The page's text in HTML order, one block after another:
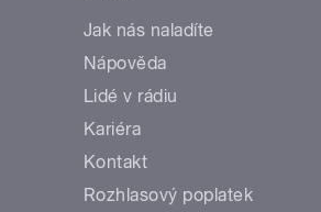
Jak nás naladíte
Nápověda
Lidé v rádiu
Kariéra
Kontakt
Rozhlasový poplatek